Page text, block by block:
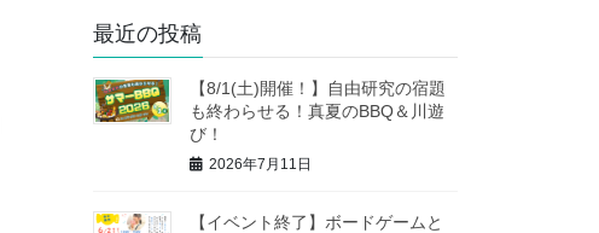
最近の投稿
【8/1(土)開催！】自由研究の宿題
も終わらせる！真夏のBBQ＆川遊
び！
2026年7月11日
【イベント終了】ボードゲームと